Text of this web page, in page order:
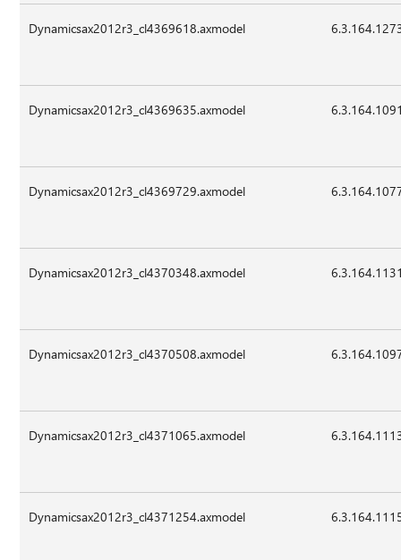
Dynamicsax2012r3_cl4369618.axmodel
Dynamicsax2012r3_cl4369635.axmodel
Dynamicsax2012r3_cl4369729.axmodel
Dynamicsax2012r3_cl4370348.axmodel
Dynamicsax2012r3_cl4370508.axmodel
Dynamicsax2012r3_cl4371065.axmodel
Dynamicsax2012r3_cl4371254.axmodel